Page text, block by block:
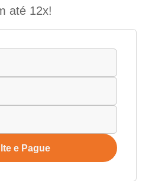
até 12x!
e Pague